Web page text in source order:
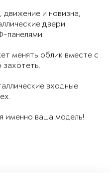
и новизна,
двери
панелями.
менять облик вместе с
захотеть.
входные
именно ваша модель!